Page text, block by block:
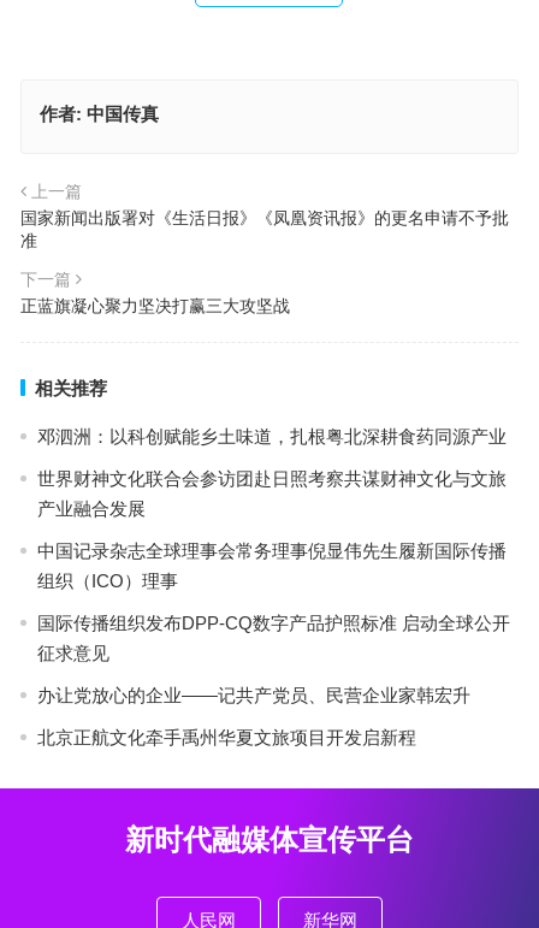
作者: 中国传真
上一篇
国家新闻出版署对《生活日报》《凤凰资讯报》的更名申请不予批
准
下一篇
正蓝旗凝心聚力坚决打赢三大攻坚战
相关推荐
邓泗洲：以科创赋能乡土味道，扎根粤北深耕食药同源产业
世界财神文化联合会参访团赴日照考察共谋财神文化与文旅
产业融合发展
中国记录杂志全球理事会常务理事倪显伟先生履新国际传播
组织（ICO）理事
国际传播组织发布DPP-CQ数字产品护照标准 启动全球公开
征求意见
办让党放心的企业——记共产党员、民营企业家韩宏升
北京正航文化牵手禹州华夏文旅项目开发启新程
新时代融媒体宣传平台
人民网 新华网